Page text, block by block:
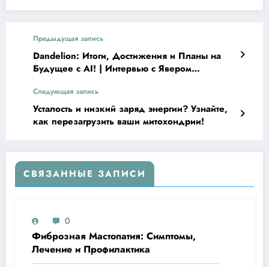
Предыдущая запись
Dandelion: Итоги, Достижения и Планы на
Будущее с AI! | Интервью с Явером
Следующая запись
Усталость и низкий заряд энергии? Узнайте,
как перезагрузить ваши митохондрии!
СВЯЗАННЫЕ ЗАПИСИ
0
Фиброзная Мастопатия: Симптомы,
Лечение и Профилактика